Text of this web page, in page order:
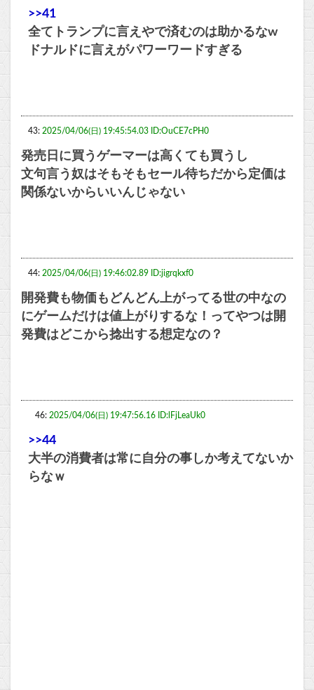
>>41
全てトランプに言えやで済むのは助かるなw
ドナルドに言えがパワーワードすぎる
43: 2025/04/06(日) 19:45:54.03 ID:OuCE7cPH0
発売日に買うゲーマーは高くても買うし
文句言う奴はそもそもセール待ちだから定価は
関係ないからいいんじゃない
44: 2025/04/06(日) 19:46:02.89 ID:jigrqkxf0
開発費も物価もどんどん上がってる世の中なの
にゲームだけは値上がりするな！ってやつは開
発費はどこから捻出する想定なの？
46: 2025/04/06(日) 19:47:56.16 ID:lFjLeaUk0
>>44
大半の消費者は常に自分の事しか考えてないか
らなｗ